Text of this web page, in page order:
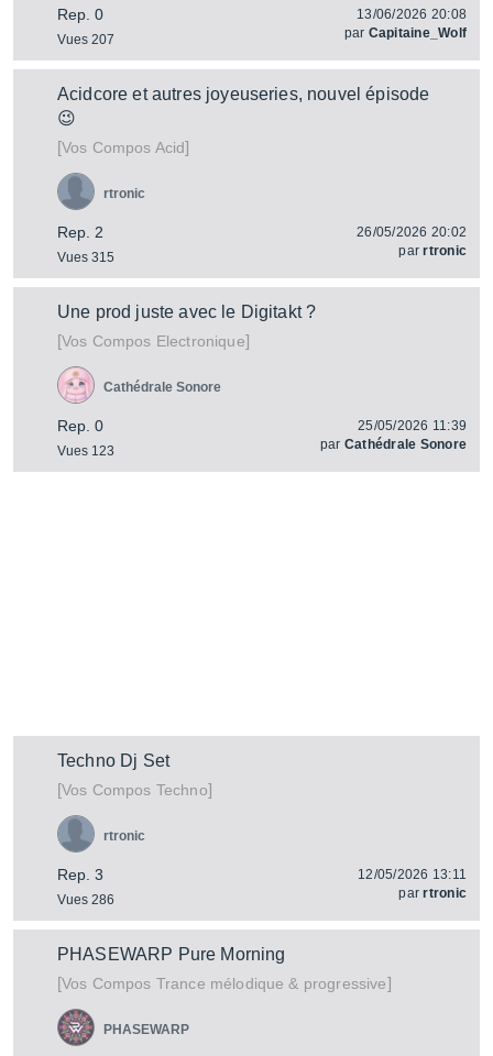
Rep. 0
Vues 207
13/06/2026 20:08
par Capitaine_Wolf
Acidcore et autres joyeuseries, nouvel épisode
😉
[Vos Compos Acid]
Rep. 2
Vues 315
rtronic
26/05/2026 20:02
parrtronic
Une prod juste avec le Digitakt ?
[Vos Compos Electronique]
Rep. 0
Vues 123
Cathédrale Sonore
25/05/2026 11:39
par Cathédrale Sonore
Techno Dj Set
[Vos Compos Techno]
Rep. 3
Vues 286
rtronic
12/05/2026 13:11
parrtronic
PHASEWARP Pure Morning
[Vos Compos Trance mélodique & progressive]
PHASEWARP